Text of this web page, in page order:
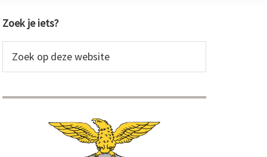
Primaire
Sidebar
Zoek je iets?
op
website